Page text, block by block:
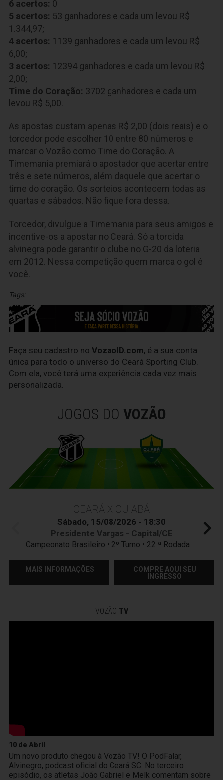
6 acertos: 0
5 acertos: 53 ganhadores e cada um levou R$
1.344,97;
4 acertos: 1139 ganhadores e cada um levou R$
6,00;
3 acertos: 12394 ganhadores e cada um levou R$
2,00;
Time do Coração: 3702 ganhadores e cada um
levou R$ 5,00.
As apostas custam apenas R$ 2,00 (dois reais) e o
torcedor pode escolher 10 entre 80 números e
marcar o Vozão como Time do Coração. A
Timemania premiará o apostador que acertar entre
três e sete números, além daquele que acertar o
time do coração. Os sorteios acontecem todas as
quartas e sábados. Não fique fora dessa.
Torcedor, divulgue a Timemania para seus amigos e
incentive-os a apostar no Ceará. Só a torcida
alvinegra pode garantir o clube no G-20 da loteria
em 2012. Nessa competição quem marca o gol é
você.
Tags:
Faça seu cadastro no VozaoID.com, é a sua conta
única para todo o universo do Ceará Sporting Club.
Com ela, você terá uma experiência cada vez mais
personalizada.
JOGOS DO VOZÃO
CEARÁ X CUIABÁ
Sábado, 15/08/2026 - 18:30
Presidente Vargas - Capital/CE
Campeonato Brasileiro • 2º Turno • 22 ª Rodada
MAIS INFORMAÇÕES
COMPRE AQUI SEU
INGRESSO
VOZÃO TV
10 de Abril
Um novo produto chegou à Vozão TV! O PodFalar,
Alvinegro, podcast oficial do Ceará SC. No terceiro
episódio, os atletas João Gabriel e Melk comentam sobre